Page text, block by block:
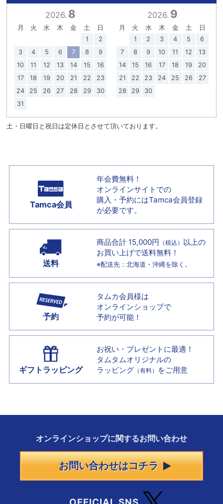
2026. 8
月 火 水 木 金 土
日
1
2
3
4 5 6 7 8
9
10
11 12 13 14 15
16
17
18 19 20 21 22
23
24
25 26 27 28 29
30
31
2026. 9
月 火 水 木 金 土
日
1
2 3 4 5
6
7
8 9 10 11 12
13
14
15 16 17 18 19
20
21
22 23 24 25 26
27
28
29 30
土・日曜日と祝日は定休日とさせて頂いております。
Tamca会員
年会費無料！
オンラインサイトでの
購入・予約にはTamca会員登録
が必要です。
送料
商品合計 15,000円 （税込） 以上の
お買い上げで送料無料！
※配送先：北海道・沖縄を除く。
予約
タムカ会員様は
オンラインショップで
予約が可能！
ギフトラッピング
お祝い・プレゼントに最適！
タムタムオリジナルの
ラッピング （有料） をご用意
オンラインショップに関するお問い合わせ
お問い合わせはコチラ